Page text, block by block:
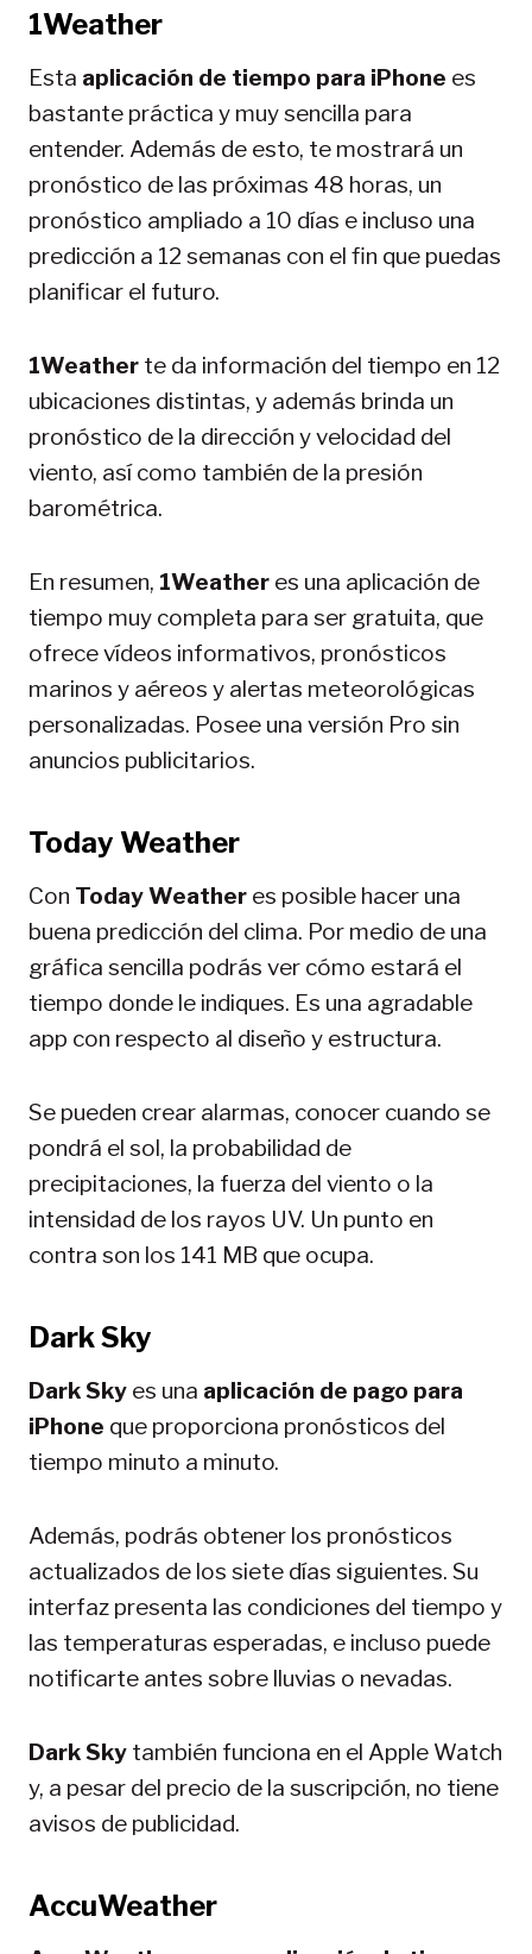
1Weather
Esta aplicación de tiempo para iPhone es
bastante práctica y muy sencilla para
entender. Además de esto, te mostrará un
pronóstico de las próximas 48 horas, un
pronóstico ampliado a 10 días e incluso una
predicción a 12 semanas con el fin que puedas
planificar el futuro.
1Weather te da información del tiempo en 12
ubicaciones distintas, y además brinda un
pronóstico de la dirección y velocidad del
viento, así como también de la presión
barométrica.
En resumen, 1Weather es una aplicación de
tiempo muy completa para ser gratuita, que
ofrece vídeos informativos, pronósticos
marinos y aéreos y alertas meteorológicas
personalizadas. Posee una versión Pro sin
anuncios publicitarios.
Today Weather
Con Today Weather es posible hacer una
buena predicción del clima. Por medio de una
gráfica sencilla podrás ver cómo estará el
tiempo donde le indiques. Es una agradable
app con respecto al diseño y estructura.
Se pueden crear alarmas, conocer cuando se
pondrá el sol, la probabilidad de
precipitaciones, la fuerza del viento o la
intensidad de los rayos UV. Un punto en
contra son los 141 MB que ocupa.
Dark Sky
Dark Sky es una aplicación de pago para
iPhone que proporciona pronósticos del
tiempo minuto a minuto.
Además, podrás obtener los pronósticos
actualizados de los siete días siguientes. Su
interfaz presenta las condiciones del tiempo y
las temperaturas esperadas, e incluso puede
notificarte antes sobre lluvias o nevadas.
Dark Sky también funciona en el Apple Watch
y, a pesar del precio de la suscripción, no tiene
avisos de publicidad.
AccuWeather